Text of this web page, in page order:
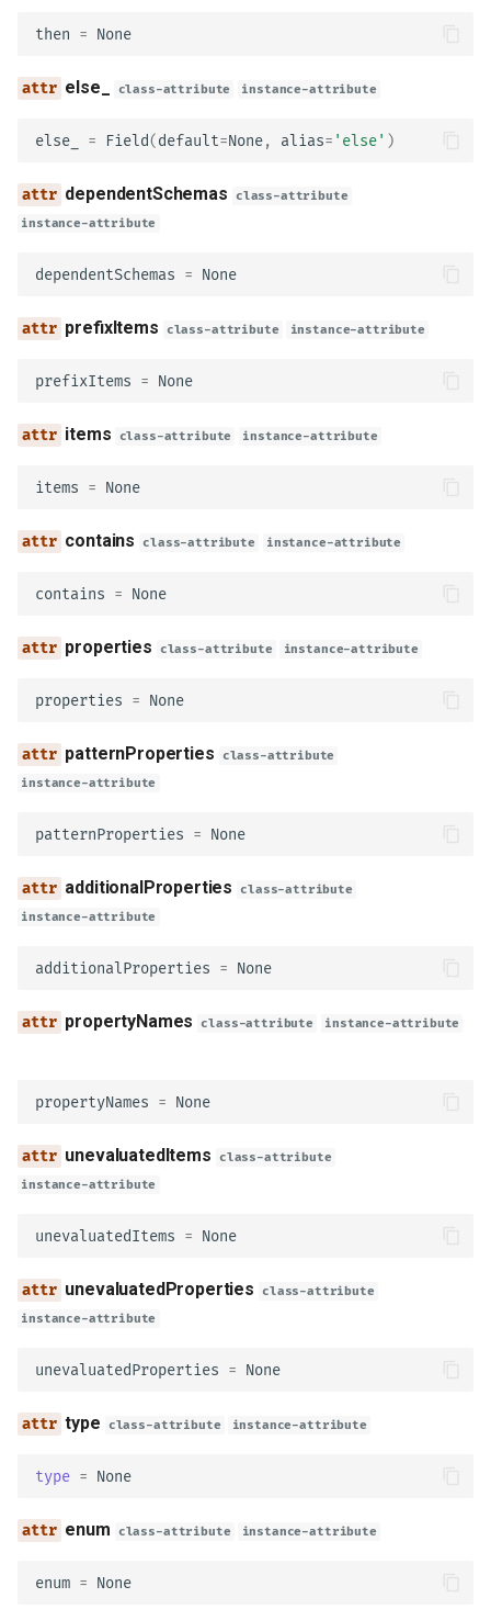
schema_
example
examples
content
allowReserved
schema_
example
model_config
description
style
explode
allowReserved
schema_
example
examples
then = None
else_ class-attribute instance-attribute
else_ = Field(default=None, alias= 'else' )
dependentSchemas
class-attribute
instance-attribute
dependentSchemas = None
prefixItems class-attribute instance-attribute
prefixItems = None
items class-attribute instance-attribute
items = None
contains class-attribute instance-attribute
contains = None
properties class-attribute instance-attribute
properties = None
patternProperties
class-attribute
instance-attribute
patternProperties = None
additionalProperties
class-attribute
instance-attribute
additionalProperties = None
propertyNames class-attribute instance-attribute
propertyNames = None
unevaluatedItems
class-attribute
instance-attribute
unevaluatedItems = None
unevaluatedProperties
class-attribute
instance-attribute
unevaluatedProperties = None
type class-attribute instance-attribute
type = None
enum class-attribute instance-attribute
enum = None